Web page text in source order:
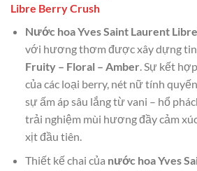
Libre Berry Crush
Nước hoa Yves Saint Laurent
với hương thơm được xây dựng
Fruity – Floral – Amber . Sự kết
của các loại berry, nét nữ tính
sự ấm áp sâu lắng từ vani – hổ
trải nghiệm mùi hương đầy cảm
xịt đầu tiên.
Thiết kế chai của nước hoa Yves